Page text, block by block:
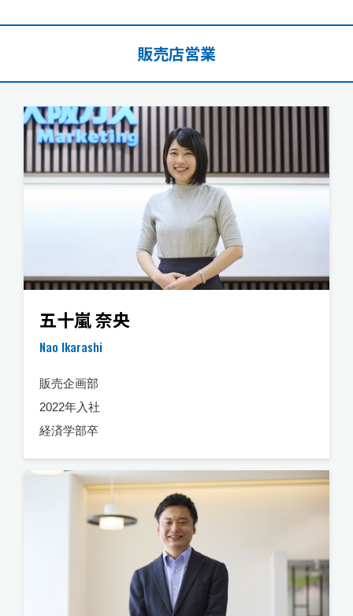
販売店営業
五十嵐 奈央
Nao Ikarashi
販売企画部
2022年入社
経済学部卒